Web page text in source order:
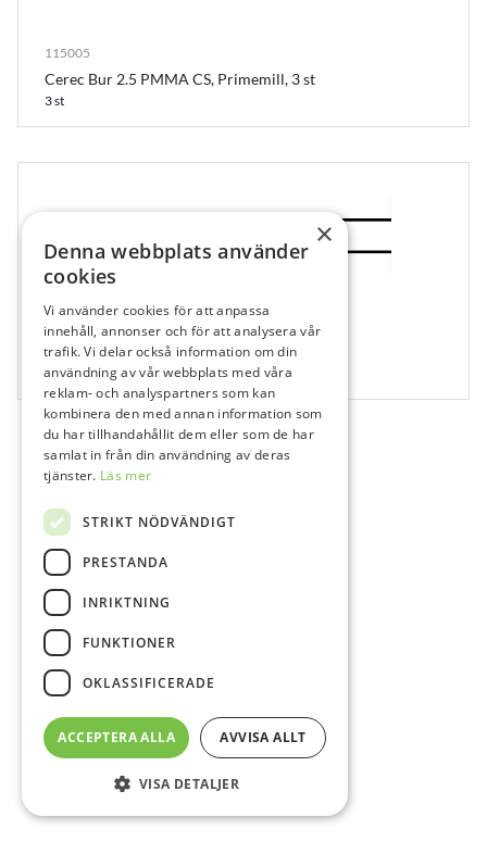
115005
Cerec Bur 2.5 PMMA CS, Primemill, 3 st
3 st
460908
368, 257, 020 Fin, VST
1 st
×
Denna webbplats använder
cookies
Vi använder cookies för att anpassa
innehåll, annonser och för att analysera vår
trafik. Vi delar också information om din
användning av vår webbplats med våra
reklam- och analyspartners som kan
kombinera den med annan information som
du har tillhandahållit dem eller som de har
samlat in från din användning av deras
tjänster. Läs mer
STRIKT NÖDVÄNDIGT
PRESTANDA
INRIKTNING
FUNKTIONER
OKLASSIFICERADE
ACCEPTERA ALLA AVVISA ALLT
VISA DETALJER